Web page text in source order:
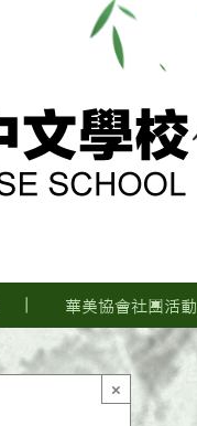
華美協會社團活動
×